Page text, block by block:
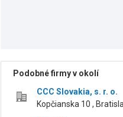
Podobné firmy v okolí
CCC Slovakia, s. r. o.
Kopčianska 10 ,